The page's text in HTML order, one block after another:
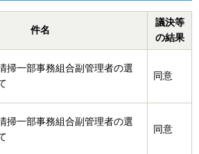
件名
議決等
の結果
掃一部事務組合副管理者の選
同意
掃一部事務組合副管理者の選
同意